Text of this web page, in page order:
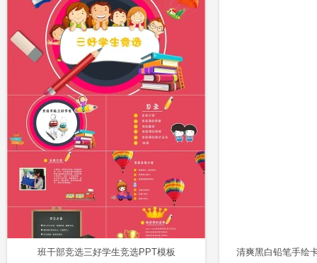
班干部竞选三好学生竞选PPT模板